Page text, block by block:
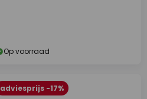
Op voorraad
adviesprijs -17%